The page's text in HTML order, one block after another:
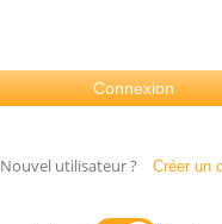
Nouvel utilisateur ? Créer un